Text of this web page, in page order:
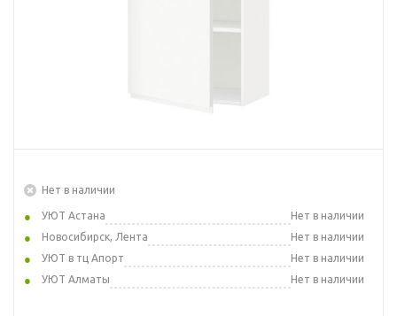
Нет в наличии
УЮТ Астана
Нет в наличии
Новосибирск, Лента
Нет в наличии
УЮТ в тц Апорт
Нет в наличии
УЮТ Алматы
Нет в наличии